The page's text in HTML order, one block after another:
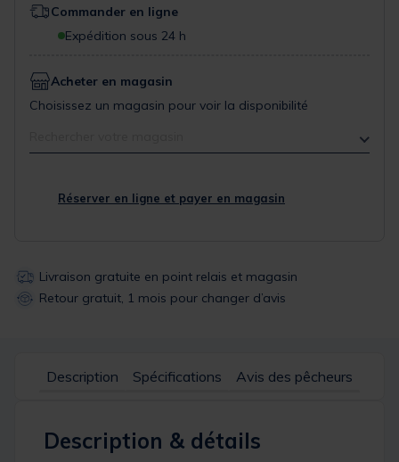
Commander en ligne
Expédition sous 24 h
Acheter en magasin
Choisissez un magasin pour voir la disponibilité
Réserver en ligne et payer en magasin
Livraison gratuite en point relais et magasin
Retour gratuit, 1 mois pour changer d’avis
Description Spécifications Avis des pêcheurs
Description & détails